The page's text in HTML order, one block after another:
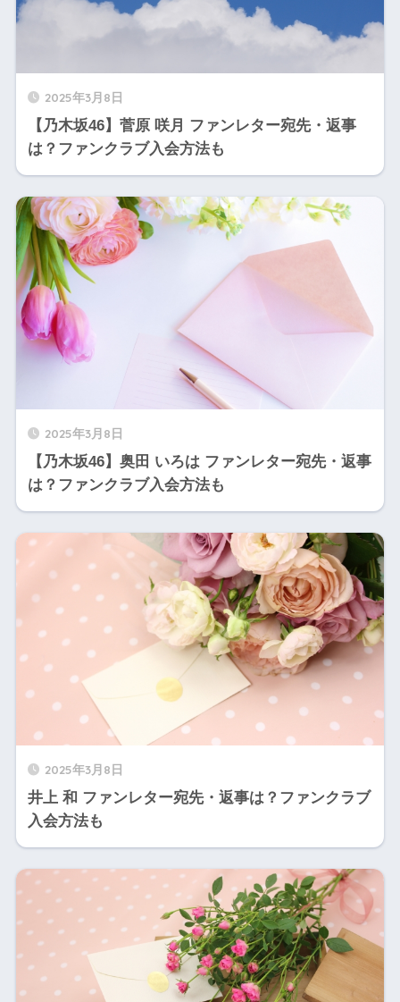
2025年3月8日
【乃木坂46】菅原 咲月 ファンレター宛先・返事
は？ファンクラブ入会方法も
2025年3月8日
【乃木坂46】奥田 いろは ファンレター宛先・返事
は？ファンクラブ入会方法も
2025年3月8日
井上 和 ファンレター宛先・返事は？ファンクラブ
入会方法も